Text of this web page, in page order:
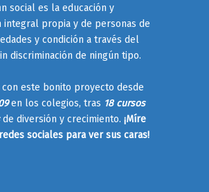
social es la educación y
integral propia y de personas de
y condición a través del
discriminación de ningún tipo.
con este bonito proyecto desde
en los colegios, tras 18 cursos
de diversión y crecimiento. ¡Míre
sociales para ver sus caras!